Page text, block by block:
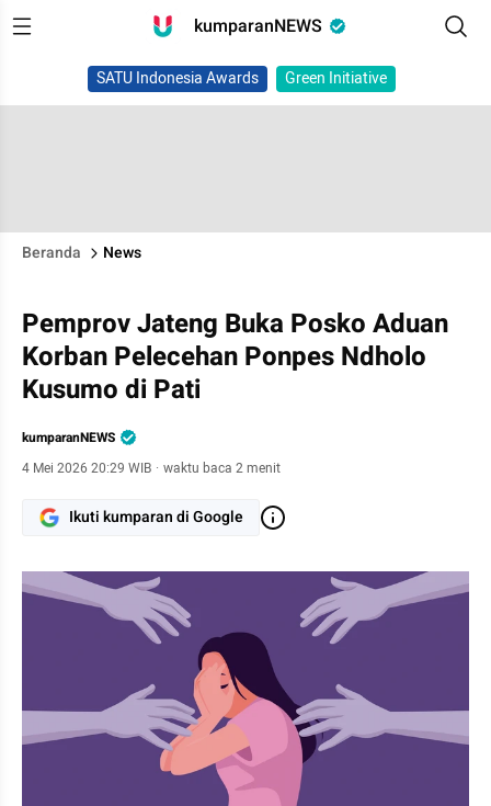
kumparanNEWS
SATU Indonesia Awards Green Initiative
Beranda News
Pemprov Jateng Buka Posko Aduan
Korban Pelecehan Ponpes Ndholo
Kusumo di Pati
kumparanNEWS
4 Mei 2026 20:29 WIB · waktu baca 2 menit
Ikuti kumparan di Google